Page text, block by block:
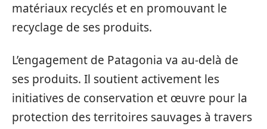
matériaux recyclés et en promouvant le
recyclage de ses produits.
L’engagement de Patagonia va au-delà de
ses produits. Il soutient activement les
initiatives de conservation et œuvre pour la
protection des territoires sauvages à travers